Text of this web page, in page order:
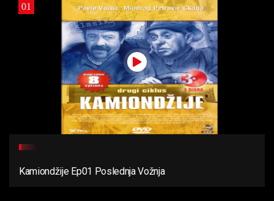
01
Kamiondžije Ep01 Poslednja Vožnja